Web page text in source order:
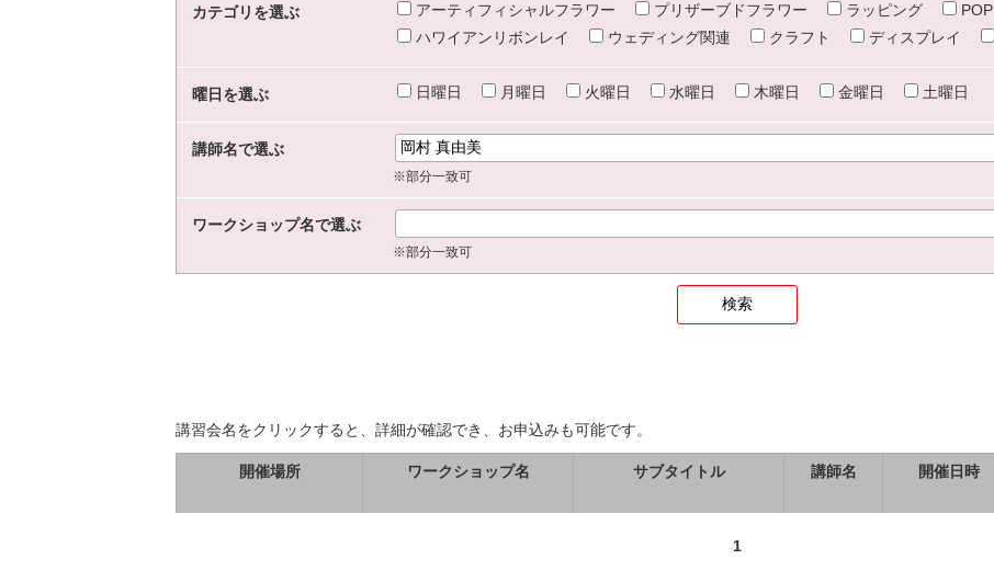
カテゴリを選ぶ アーティフィシャルフラワー プリザーブドフラワー ラッピング POP
ハワイアンリボンレイ
ウェディング関連 クラフト ディスプレイ
曜日を選ぶ 日曜日 月曜日 火曜日 水曜日 木曜日 金曜日 土曜日
講師名で選ぶ
※部分一致可
ワークショップ名で選ぶ
※部分一致可
講習会名をクリックすると、詳細が確認でき、お申込みも可能です。
開催場所 ワークショップ名 サブタイトル 講師名 開催日時
1